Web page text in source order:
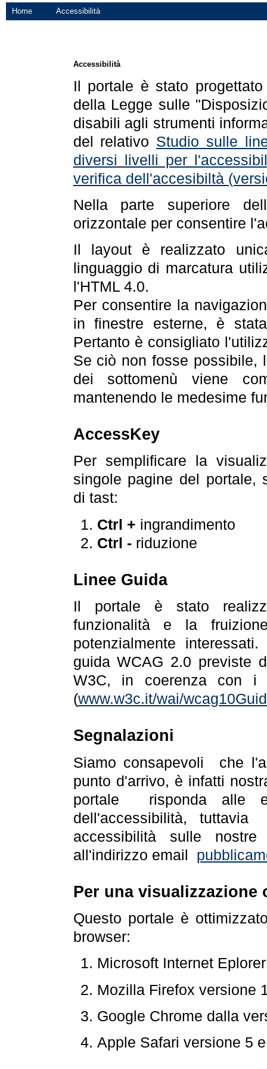
Home Accessibilità
Accessibilità
Il portale è stato
della Legge sulle
disabili agli strumenti
del relativo Studio sulle
diversi livelli per
verifica dell'accesibiltà
Nella parte superiore
orizzontale per consentire
Il layout è realizzato
linguaggio di marcatura
l'HTML 4.0.
Per consentire la
in finestre esterne, è
Pertanto è consigliato
Se ciò non fosse possibile,
dei sottomenù viene
mantenendo le medesime
AccessKey
Per semplificare la
singole pagine del portale,
di tast:
Ctrl + ingrandimento
Ctrl -riduzione
Linee Guida
Il portale è stato
funzionalità e la
potenzialmente
guida WCAG 2.0 previste
W3C, in coerenza con i
(www.w3c.it/wai/
Segnalazioni
Siamo consapevoli che
punto d'arrivo, è infatti
portale risponda alle
dell'accessibilità,
accessibilità sulle
all'indirizzo email
Per una visualizzazione
Questo portale è
browser:
Microsoft Internet
Mozilla Firefox versione
Google Chrome dalla
Apple Safari versione 5